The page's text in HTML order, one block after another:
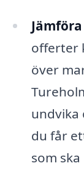
offerter
över
undvika
du får
som